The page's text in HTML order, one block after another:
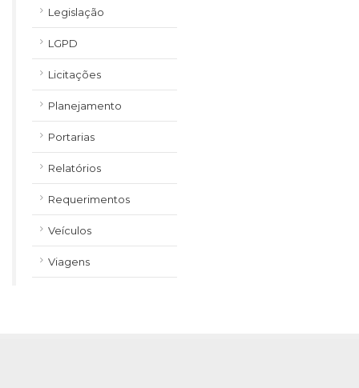
Legislação
LGPD
Licitações
Planejamento
Portarias
Relatórios
Requerimentos
Veículos
Viagens